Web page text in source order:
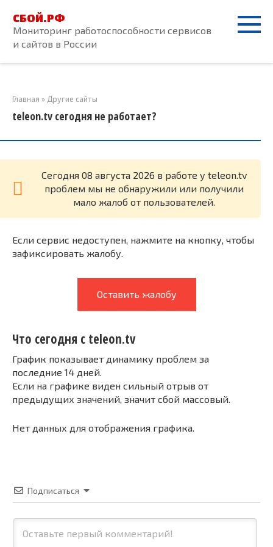
контенту
СБОЙ.РФ
Мониторинг работоспособности сервисов
и сайтов в России
Главная » Другие сайты
teleon.tv сегодня не работает?
Cегодня 08 августа 2026 в работе у teleon.tv
проблем мы не обнаружили или получили
мало жалоб от пользователей.
Если сервис недоступен, нажмите на кнопку, чтобы
зафиксировать жалобу.
Оставить жалобу
Что сегодня с teleon.tv
График показывает динамику проблем за
последние 14 дней.
Если на графике виден сильный отрыв от
предыдущих значений, значит сбой массовый.
Нет данных для отображения графика.
Подписаться